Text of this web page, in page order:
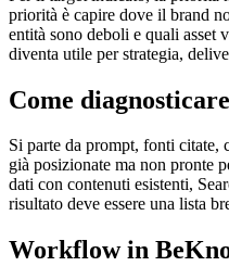
priorità è capire dove il brand
entità sono deboli e quali asset
diventa utile per strategia,
Come
Si parte da prompt, fonti citate,
già posizionate ma non pronte
dati con contenuti esistenti,
risultato deve essere una lista
Workflow in